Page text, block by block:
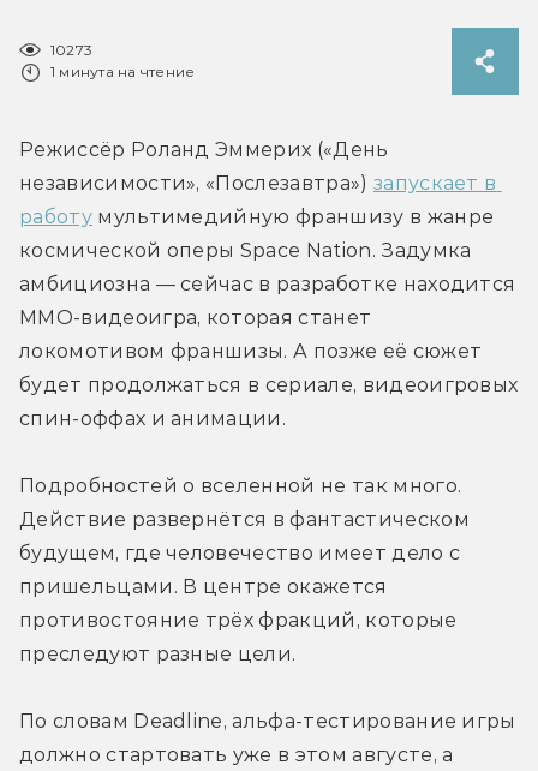
10273
1 минута на чтение
Режиссёр Роланд Эммерих («День
независимости», «Послезавтра») запускает в
работу мультимедийную франшизу в жанре
космической оперы Space Nation. Задумка
амбициозна — сейчас в разработке находится
MMO-видеоигра, которая станет
локомотивом франшизы. А позже её сюжет
будет продолжаться в сериале, видеоигровых
спин-оффах и анимации.
Подробностей о вселенной не так много.
Действие развернётся в фантастическом
будущем, где человечество имеет дело с
пришельцами. В центре окажется
противостояние трёх фракций, которые
преследуют разные цели.
По словам Deadline, альфа-тестирование игры
должно стартовать уже в этом августе, а